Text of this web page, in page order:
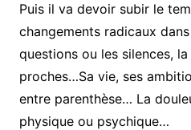
Puis il va devoir subir le
changements radicaux
questions ou les silences,
proches…Sa vie, ses
entre parenthèse… La
physique ou psychique…